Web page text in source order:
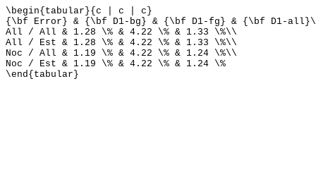
\begin{tabular}{c | c | c}
{\bf Error} & {\bf D1-bg} & {\bf D1-fg} & {\bf D1-
All / All & 1.28 \% & 4.22 \% & 1.33 \%\\
All / Est & 1.28 \% & 4.22 \% & 1.33 \%\\
Noc / All & 1.19 \% & 4.22 \% & 1.24 \%\\
Noc / Est & 1.19 \% & 4.22 \% & 1.24 \%
\end{tabular}